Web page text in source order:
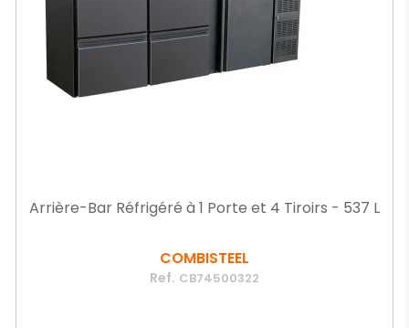
Arrière-Bar Réfrigéré à 1 Porte et 4 Tiroirs - 537 L
COMBISTEEL
Ref. CB74500322